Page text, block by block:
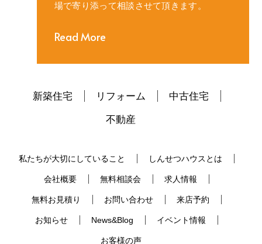
場で寄り添って相談させて頂きます。
Read More
新築住宅 リフォーム
中古住宅
不動産
私たちが大切にしていること しんせつハウスとは
会社概要 無料相談会 求人情報
無料お見積り お問い合わせ 来店予約
お知らせ News&Blog イベント情報
お客様の声